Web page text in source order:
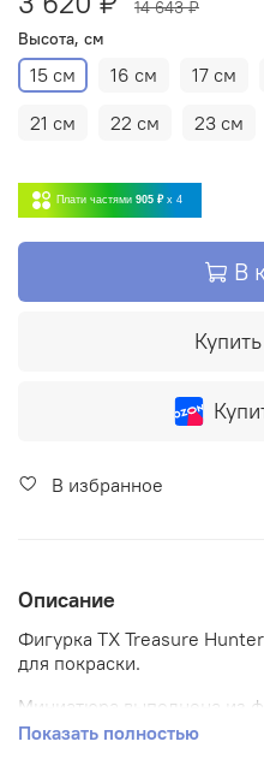
14 643 ₽
Высота, см
15 см 16 см 17 см
21 см
22 см 23 см
Плати частями 905 ₽ x 4
В
В избранное
Описание
Фигурка TX Treasure
для покраски.
Миниатюра выполнена из
высокой детализации.
Показать полностью